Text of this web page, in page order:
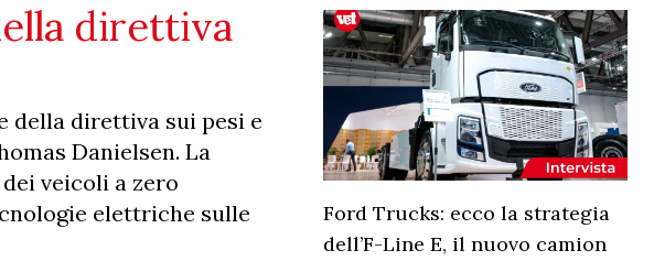
direttiva
della direttiva sui pesi e
Danielsen. La
veicoli a zero
elettriche sulle
Ford Trucks: ecco la strategia
dell’F-Line E, il nuovo camion